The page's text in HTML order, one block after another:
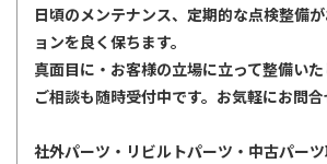
日頃のメンテナンス、定期的な点検整備
ョンを良く保ちます。
真面目に・お客様の立場に立って整備いた
ご相談も随時受付中です。お気軽にお問合
社外パーツ・リビルトパーツ・中古パー